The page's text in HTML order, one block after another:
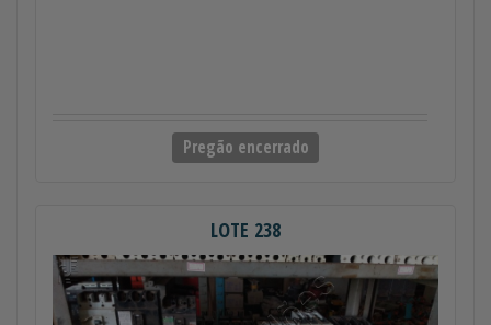
Pregão encerrado
LOTE 238